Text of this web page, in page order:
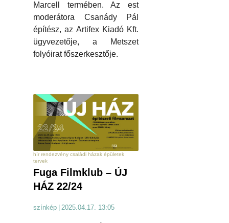
Marcell termében. Az est
moderátora Csanády Pál
építész, az Artifex Kiadó Kft.
ügyvezetője, a Metszet
folyóirat főszerkesztője.
hír rendezvény családi házak épületek
tervek
Fuga Filmklub – ÚJ
HÁZ 22/24
színkép | 2025.04.17. 13:05